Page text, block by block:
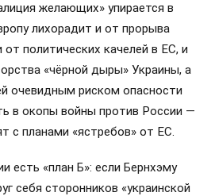
желающих» упирается в
лихорадит и от прорыва
политических качелей в ЕС, и
«чёрной дыры» Украины, а
очевидным риском опасности
в окопы войны против России —
с планами «ястребов» от ЕС.
есть «план Б»: если Бернхэму
себя сторонников «украинской